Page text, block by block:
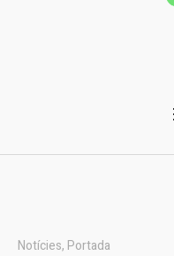
Notícies, Portada